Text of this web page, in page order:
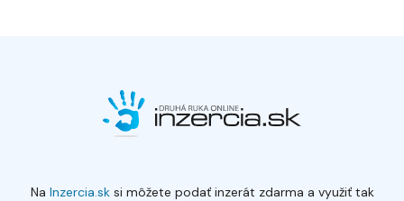
Na Inzercia.sksi môžete podať inzerát zdarma a využiť tak